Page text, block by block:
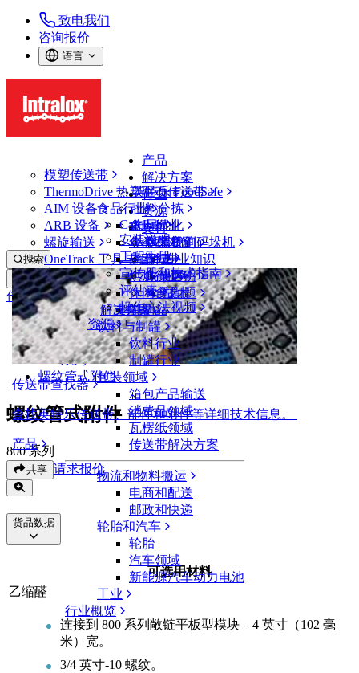
致电我们
咨询报价
语言
产品
模塑传送带
ThermoDrive 热塑驱动传送带
AIM 设备
ARB 设备
螺旋输送
OneTrack 工具与组件
传送带查找器
查找英特乐传送带、部件和附件等详细技术信息。
产品
解决方案
英特乐 FoodSafe
批料分拣
布局优化
从包装机到码垛机
专业知识
服务
技术
解决方案
行业
食品行业
禽肉行业
鱼类和海鲜
果蔬行业
烘焙行业
休闲食品
乳制品
饮料与制罐
饮料行业
制罐行业
包装领域
箱包产品输送
消费品领域
瓦楞纸领域
传送带解决方案
物流和物料搬运
电商和配送
邮政和快递
轮胎和汽车
轮胎
汽车领域
新能源汽车动力电池
工业
行业概览
资源
CalcLab
安装说明
工程手册
宣传册和技术指南
评估表
操作方法视频
资源
支持
联系我们
保证
政策声明
常见问题
支持
搜索
打开菜单
传送带查找器
传送带查找器
模塑传送带
800 系列
螺纹管式附件
螺纹管式附件
800 系列
共享 请求报价
货品数据
可选用材料
乙缩醛
连接到 800 系列敞链平板型模块 – 4 英寸（102 毫
米）宽。
3/4 英寸-10 螺纹。